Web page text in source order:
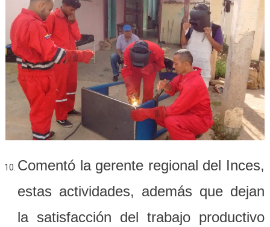
Comentó la gerente regional del Inces,
estas actividades, además que dejan
la satisfacción del trabajo productivo